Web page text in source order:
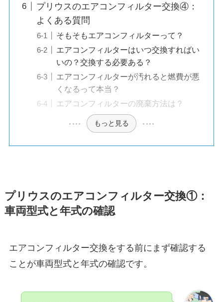
プリウスのエアコンフィルター交換④：
よくある質問
そもそもエアコンフィルターって？
エアコンフィルターはいつ交換すればい
いの？交換する必要ある？
エアコンフィルターが汚れると燃費が悪
くなるって本当？
エアコンフィルターの廃棄方法は？
もっと見る
プリウスのエアコンフィルター交換①：
車両型式と年式の確認
エアコンフィルター交換をする前にまず確認する
ことが車両型式と年式の確認です。